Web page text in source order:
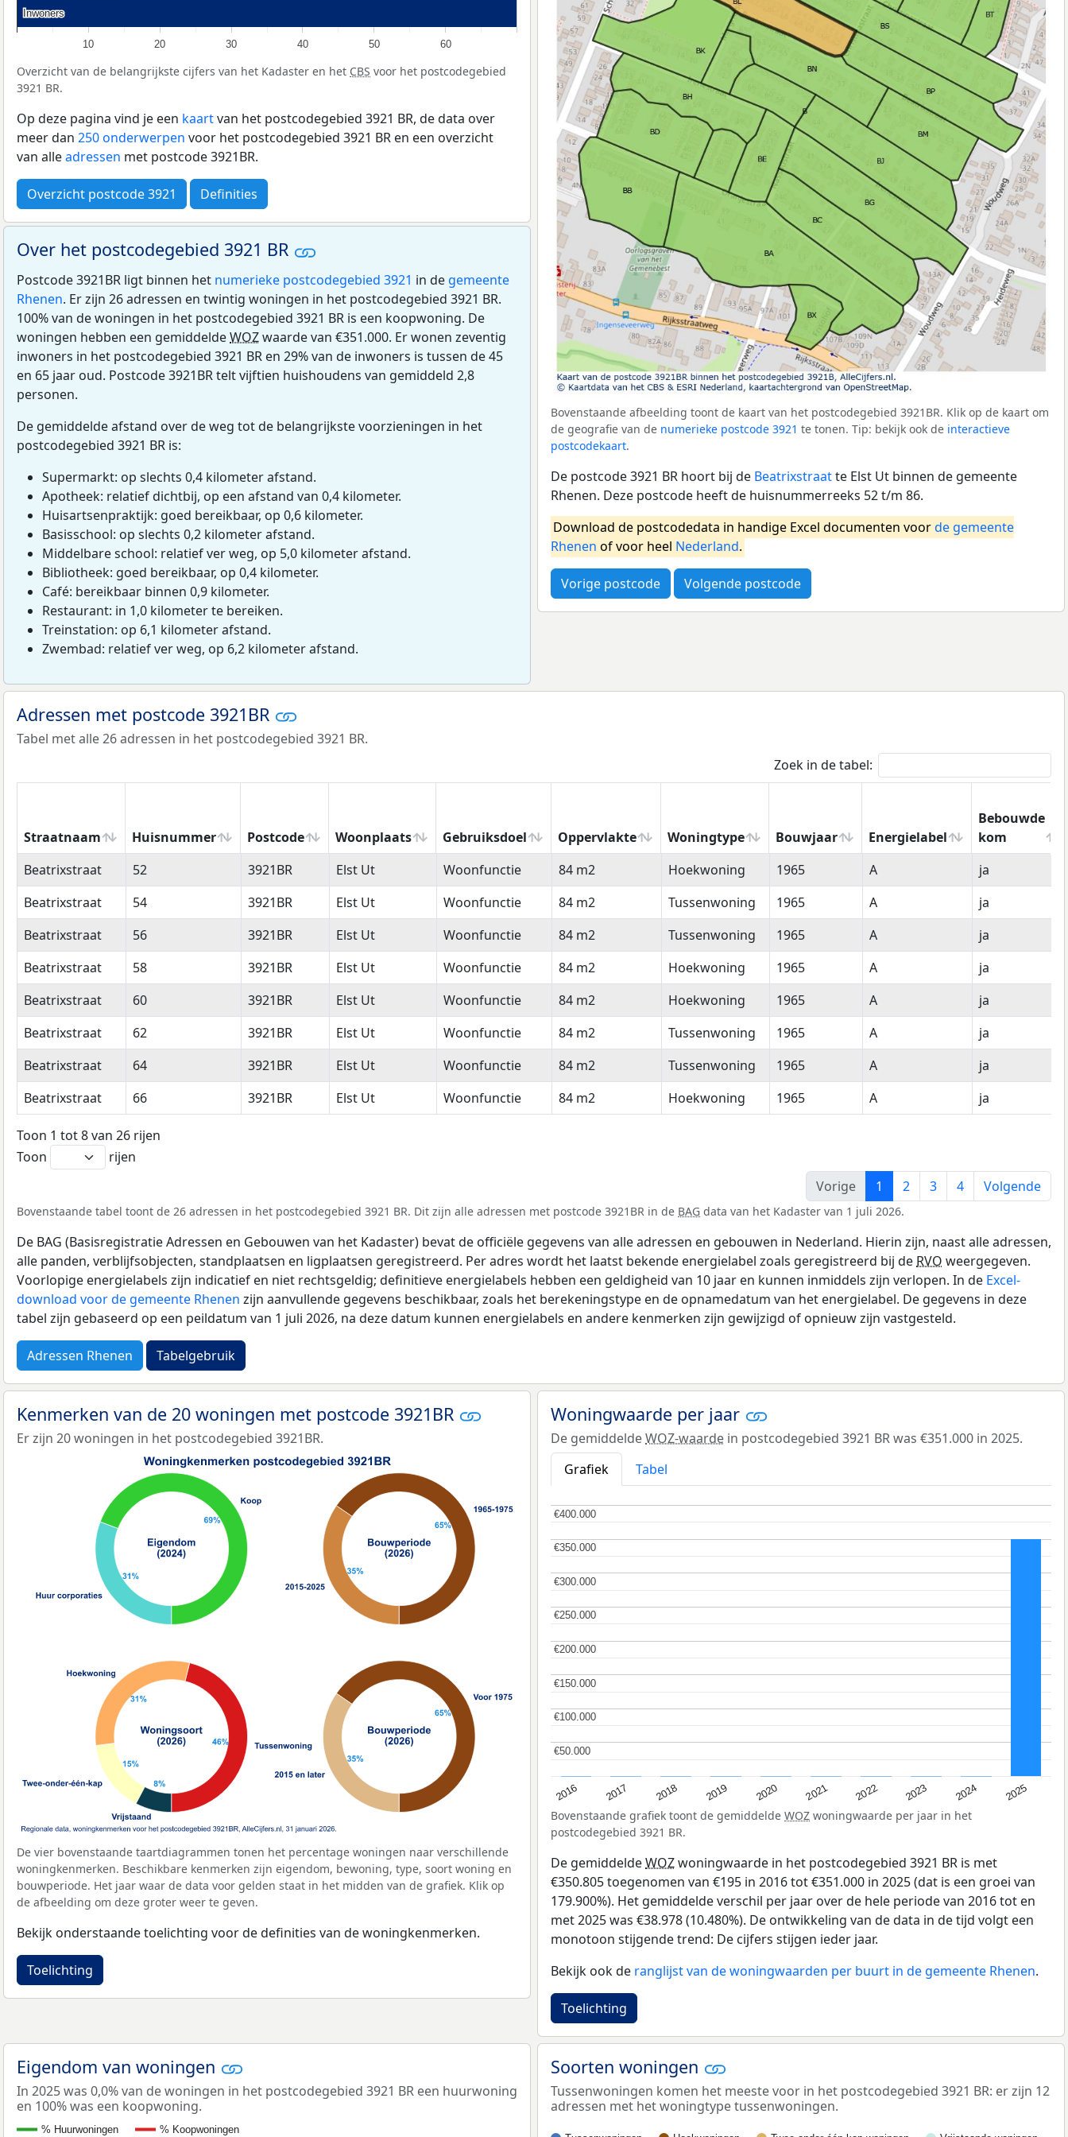
10 20 30 40 50 60
Inwoners
Inwoners
Overzicht van de belangrijkste cijfers van het Kadaster en het CBS voor het postcodegebied
3921 BR.
Op deze pagina vind je een kaartvan het postcodegebied 3921 BR, de data over
meer dan 250 onderwerpen voor het postcodegebied 3921 BR en een overzicht
van alleadressen met postcode 3921BR.
Overzicht postcode 3921 Definities
Over het postcodegebied 3921 BR
Postcode 3921BR ligt binnen het numerieke postcodegebied 3921 in de gemeente
Rhenen. Er zijn 26 adressen en twintig woningen in het postcodegebied 3921 BR.
100% van de woningen in het postcodegebied 3921 BR is een koopwoning. De
woningen hebben een gemiddeldeWOZwaarde van €351.000. Er wonen zeventig
inwoners in het postcodegebied 3921 BR en 29% van de inwoners is tussen de 45
en 65 jaar oud. Postcode 3921BR telt vijftien huishoudens van gemiddeld 2,8
personen.
De gemiddelde afstand over de weg tot de belangrijkste voorzieningen in het
postcodegebied 3921 BR is:
Supermarkt: op slechts 0,4 kilometer afstand.
Apotheek: relatief dichtbij, op een afstand van 0,4 kilometer.
Huisartsenpraktijk: goed bereikbaar, op 0,6 kilometer.
Basisschool: op slechts 0,2 kilometer afstand.
Middelbare school: relatief ver weg, op 5,0 kilometer afstand.
Bibliotheek: goed bereikbaar, op 0,4 kilometer.
Café: bereikbaar binnen 0,9 kilometer.
Restaurant: in 1,0 kilometer te bereiken.
Treinstation: op 6,1 kilometer afstand.
Zwembad: relatief ver weg, op 6,2 kilometer afstand.
Bovenstaande afbeelding toont de kaart van het postcodegebied 3921BR. Klik op de kaart om
de geografie van de numerieke postcode 3921 te tonen. Tip: bekijk ook de interactieve
postcodekaart.
De postcode 3921 BR hoort bij de Beatrixstraatte Elst Ut binnen de gemeente
Rhenen. Deze postcode heeft de huisnummerreeks 52 t/m 86.
Download de postcodedata in handige Excel documenten voorde gemeente
Rhenen of voor heel Nederland.
Vorige postcode Volgende postcode
Adressen met postcode 3921BR
Tabel met alle 26 adressen in het postcodegebied 3921 BR.
Zoek in de tabel:
Straatnaam Huisnummer Postcode Woonplaats Gebruiksdoel Oppervlakte Woningtype Bouwjaar Energielabel
Bebouwde
kom
Straatnaam
Huisnummer Postcode Woonplaats Gebruiksdoel Oppervlakte Woningtype Bouwjaar Energielabel
Bebouwde
kom
Beatrixstraat 52 3921BR Elst Ut Woonfunctie 84 m2 Hoekwoning 1965 A
ja
Beatrixstraat
54 3921BR Elst Ut Woonfunctie 84 m2 Tussenwoning 1965 A
ja
Beatrixstraat
56 3921BR Elst Ut Woonfunctie 84 m2 Tussenwoning 1965 A
ja
Beatrixstraat
58 3921BR Elst Ut Woonfunctie 84 m2 Hoekwoning 1965 A
ja
Beatrixstraat
60 3921BR Elst Ut Woonfunctie 84 m2 Hoekwoning 1965 A
ja
Beatrixstraat
62 3921BR Elst Ut Woonfunctie 84 m2 Tussenwoning 1965 A
ja
Beatrixstraat
64 3921BR Elst Ut Woonfunctie 84 m2 Tussenwoning 1965 A
ja
Beatrixstraat
66 3921BR Elst Ut Woonfunctie 84 m2 Hoekwoning 1965 A ja
Toon 1 tot 8 van 26 rijen
Toon
rijen
Vorige
1 2 3 4 Volgende
Bovenstaande tabel toont de 26 adressen in het postcodegebied 3921 BR. Dit zijn alle adressen met postcode 3921BR in de BAG data van het Kadaster van 1 juli 2026.
De BAG (Basisregistratie Adressen en Gebouwen van het Kadaster) bevat de officiële gegevens van alle adressen en gebouwen in Nederland. Hierin zijn, naast alle adressen,
alle panden, verblijfsobjecten, standplaatsen en ligplaatsen geregistreerd. Per adres wordt het laatst bekende energielabel zoals geregistreerd bij de RVO weergegeven.
Voorlopige energielabels zijn indicatief en niet rechtsgeldig; definitieve energielabels hebben een geldigheid van 10 jaar en kunnen inmiddels zijn verlopen. In de Excel-
download voor de gemeente Rhenen zijn aanvullende gegevens beschikbaar, zoals het berekeningstype en de opnamedatum van het energielabel. De gegevens in deze
tabel zijn gebaseerd op een peildatum van 1 juli 2026, na deze datum kunnen energielabels en andere kenmerken zijn gewijzigd of opnieuw zijn vastgesteld.
Adressen Rhenen Tabelgebruik
Kenmerken van de 20 woningen met postcode 3921BR
Er zijn 20 woningen in het postcodegebied 3921BR.
De vier bovenstaande taartdiagrammen tonen het percentage woningen naar verschillende
woningkenmerken. Beschikbare kenmerken zijn eigendom, bewoning, type, soort woning en
bouwperiode. Het jaar waar de data voor gelden staat in het midden van de grafiek. Klik op
de afbeelding om deze groter weer te geven.
Bekijk onderstaande toelichting voor de definities van de woningkenmerken.
Toelichting
Woningwaarde per jaar
De gemiddeldeWOZ-waarde in postcodegebied 3921 BR was €351.000 in 2025.
Grafiek
Tabel
2016 2017 2018 2019 2020 2021 2022 2023 2024 2025
€50.000
€50.000
€100.000
€100.000
€150.000
€150.000
€200.000
€200.000
€250.000
€250.000
€300.000
€300.000
€350.000
€350.000
€400.000
€400.000
Bovenstaande grafiek toont de gemiddelde WOZ woningwaarde per jaar in het
postcodegebied 3921 BR.
De gemiddeldeWOZwoningwaarde in het postcodegebied 3921 BR is met
€350.805 toegenomen van €195 in 2016 tot €351.000 in 2025 (dat is een groei van
179.900%). Het gemiddelde verschil per jaar over de hele periode van 2016 tot en
met 2025 was €38.978 (10.480%). De ontwikkeling van de data in de tijd volgt een
monotoon stijgende trend: De cijfers stijgen ieder jaar.
Bekijk ook de ranglijst van de woningwaarden per buurt in de gemeente Rhenen.
Toelichting
Eigendom van woningen
In 2025 was 0,0% van de woningen in het postcodegebied 3921 BR een huurwoning
en 100% was een koopwoning.
% Huurwoningen % Koopwoningen
Soorten woningen
Tussenwoningen komen het meeste voor in het postcodegebied 3921 BR: er zijn 12
adressen met het woningtype tussenwoningen.